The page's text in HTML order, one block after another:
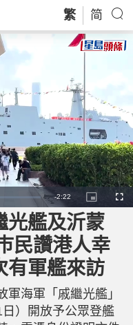
繁 简
R
e
m
a
n
-2:22
P
i
c
t
u
e
-
n
-
P
c
r
e
F
u
光艦及沂蒙
民讚港人幸
有軍艦來訪
海軍「戚繼光艦」
）開放予公眾登艦